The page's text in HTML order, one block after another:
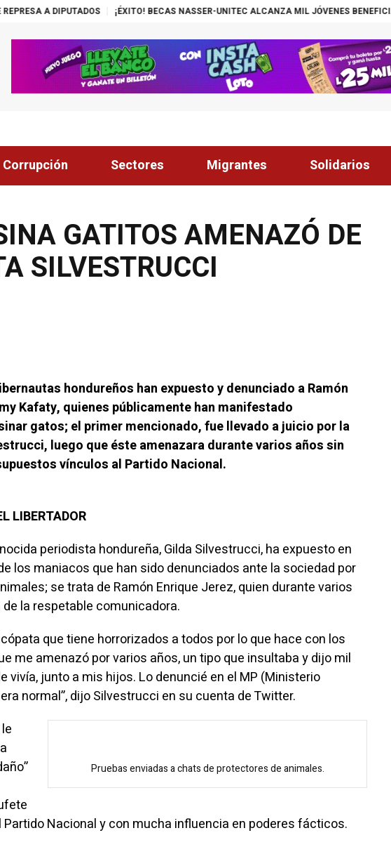
¡ÉXITO! BECAS NASSER-UNITEC ALCANZA MIL JÓVENES BENEFICIADOS
Corrupción Sectores Migrantes Solidarios
GATITOS AMENAZÓ DE
SILVESTRUCCI
hondureños han expuesto y denunciado a Ramón
Kafaty, quienes públicamente han manifestado
gatos; el primer mencionado, fue llevado a juicio por la
luego que éste amenazara durante varios años sin
vínculos al Partido Nacional.
LIBERTADOR
periodista hondureña, Gilda Silvestrucci, ha expuesto en
los maniacos que han sido denunciados ante la sociedad por
se trata de Ramón Enrique Jerez, quien durante varios
la respetable comunicadora.
que tiene horrorizados a todos por lo que hace con los
me amenazó por varios años, un tipo que insultaba y dijo mil
vivía, junto a mis hijos. Lo denuncié en el MP (Ministerio
normal”, dijo Silvestrucci en su cuenta de Twitter.
Pruebas enviadas a chats de protectores de animales.
Partido Nacional y con mucha influencia en poderes fácticos.